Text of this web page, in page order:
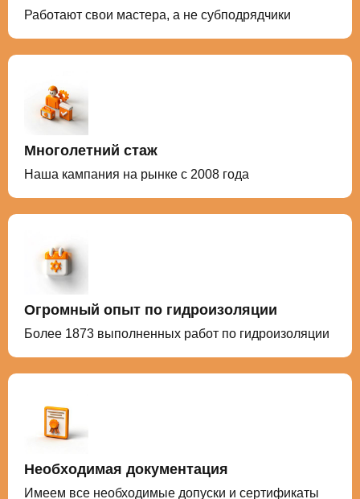
Работают свои мастера, а не субподрядчики
Многолетний стаж
Наша кампания на рынке с 2008 года
Огромный опыт по гидроизоляции
Более 1873 выполненных работ по гидроизоляции
Необходимая документация
Имеем все необходимые допуски и сертификаты